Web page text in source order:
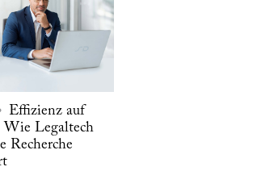
Effizienz auf
Wie Legaltech
Recherche